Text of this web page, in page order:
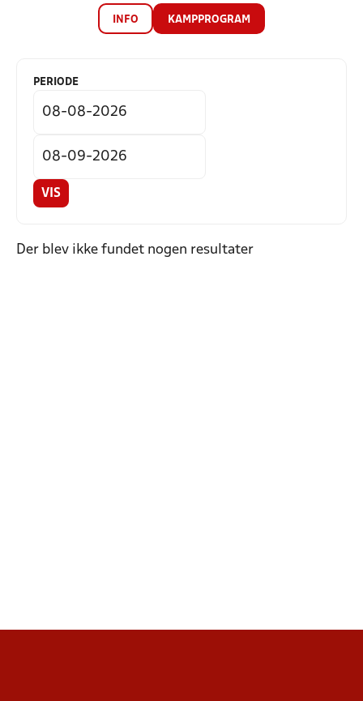
INFO KAMPPROGRAM
PERIODE
VIS
Der blev ikke fundet nogen resultater